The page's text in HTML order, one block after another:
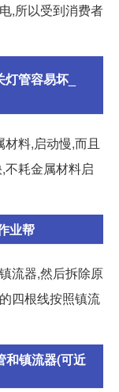
,所以受到消费者
管容易坏_
料,启动慢,而且
不耗金属材料启
业帮
流器,然后拆除原
四根线按照镇流
和镇流器(可近